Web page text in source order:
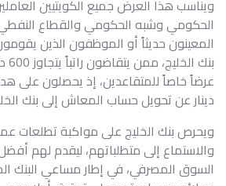
ويناسب هذا العرض جميع الكويتيين
الحكومي وشبه الحكومي والقطاع
المعينون حديثاً أو الموظفون الذين
دينار عن تحويل حساب المعاش إلى بنك
ويحرص بنك الخليج على مواكبة تطلعات
والاستماع إلى متطلباتهم، ليقدم لهم
السوق المصرفي، في إطار مساعي البنك